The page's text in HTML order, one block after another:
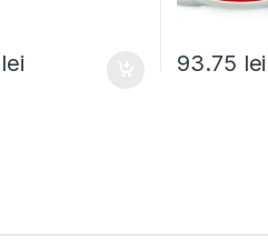
lei 93.75 lei